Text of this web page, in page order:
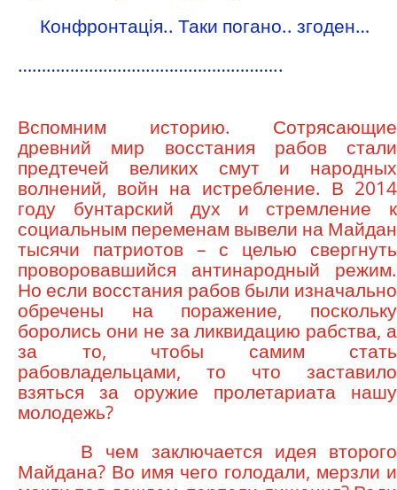
Конфронтація.. Таки погано.. згоден…
………………………………………………..
Вспомним историю. Сотрясающие
древний мир восстания рабов стали
предтечей великих смут и народных
волнений, войн на истребление. В 2014
году бунтарский дух и стремление к
социальным переменам вывели на Майдан
тысячи патриотов – с целью свергнуть
проворовавшийся антинародный режим.
Но если восстания рабов были изначально
обречены на поражение, поскольку
боролись они не за ликвидацию рабства, а
за то, чтобы самим стать
рабовладельцами, то что заставило
взяться за оружие пролетариата нашу
молодежь?
В чем заключается идея второго
Майдана? Во имя чего голодали, мерзли и